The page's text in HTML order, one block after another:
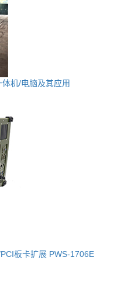
机/电脑及其应用
板卡扩展 PWS-1706E